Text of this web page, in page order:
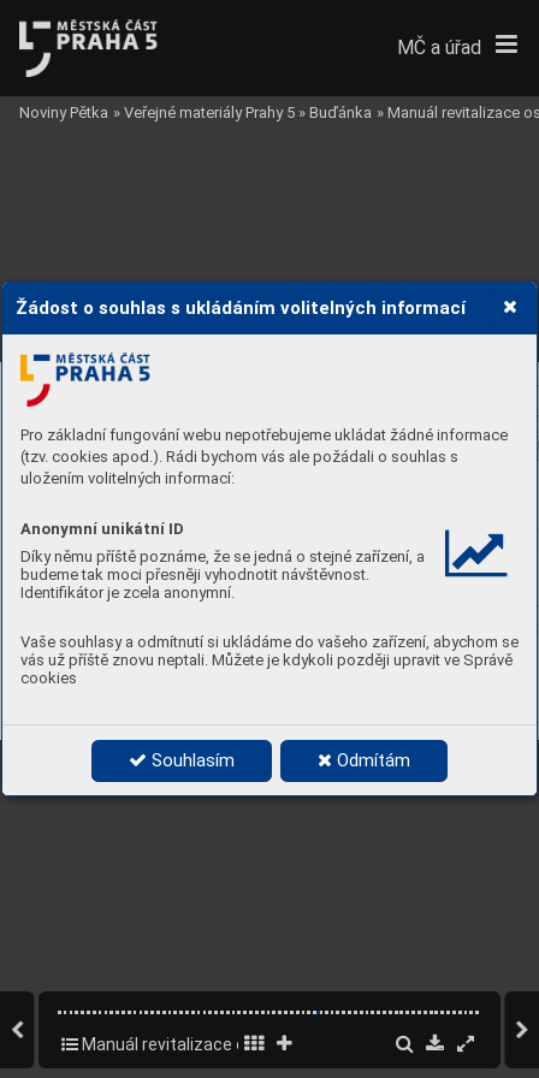
Žádost o souhlas s ukládáním volitelných informací
Pro základní fungování webu nepotřebujeme ukládat žádné informace
(tzv. cookies apod.). Rádi bychom vás ale požádali o souhlas s
uložením volitelných informací:
Anonymní unikátní ID
Díky němu příště poznáme, že se jedná o stejné zařízení, a
budeme tak moci přesněji vyhodnotit návštěvnost.
Identifikátor je zcela anonymní.
Vaše souhlasy a odmítnutí si ukládáme do vašeho zařízení, abychom se
vás už příště znovu neptali. Můžete je kdykoli později upravit ve Správě
cookies
Souhlasím Odmítám
MČ a úřad
Noviny Pětka » Veřejné materiály Prahy 5 » Buďánka » Manuál revitalizace
Manuál revitalizace osady Buďánka – část A rozborová 42